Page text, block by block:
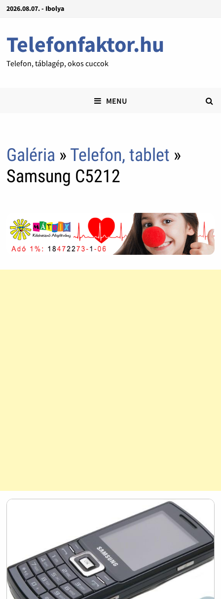
2026.08.07. - Ibolya
Telefonfaktor.hu
Telefon, táblagép, okos cuccok
MENU
Galéria » Telefon, tablet »
Samsung C5212